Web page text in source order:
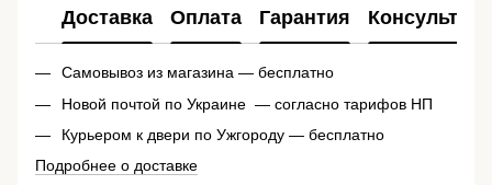
Доставка Оплата Гарантия
Самовывоз из магазина — бесплатно
Новой почтой по Украине — согласно тарифов НП
Курьером к двери по Ужгороду — бесплатно
Подробнее о доставке